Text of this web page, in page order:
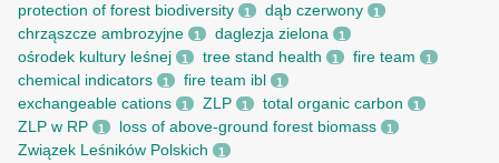
protection of forest biodiversity 1 dąb czerwony 1
chrząszcze ambrozyjne 1 daglezja zielona 1
ośrodek kultury leśnej 1 tree stand health 1 fire team 1
chemical indicators 1 fire team ibl 1
exchangeable cations 1 ZLP 1 total organic carbon 1
ZLP w RP 1 loss of above-ground forest biomass 1
Związek Leśników Polskich 1